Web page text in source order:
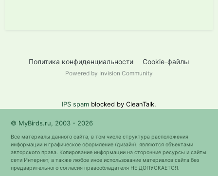
Политика конфиденциальности Cookie-файлы
Powered by Invision Community
IPS spam blocked by CleanTalk.
© MyBirds.ru, 2003 - 2026
Все материалы данного сайта, в том числе структура расположения
информации и графическое оформление (дизайн), являются объектами
авторского права. Копирование информации на сторонние ресурсы и сайты
сети Интернет, а также любое иное использование материалов сайта без
предварительного согласия правообладателя НЕ ДОПУСКАЕТСЯ.